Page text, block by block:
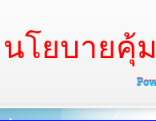
นโยบายคุ้